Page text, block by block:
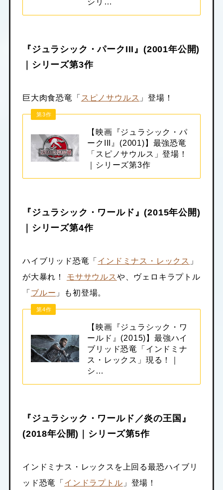
『ジュラシック・パークIII』(2001年公開)
｜シリーズ第3作
巨大肉食恐竜「 スピノサウルス 」登場！
第3作
【映画『ジュラシック・パ
ークIII』(2001)】最強恐竜
「スピノサウルス」登場！
｜シリーズ第3作
『ジュラシック・ワールド』(2015年公開)
｜シリーズ第4作
ハイブリッド恐竜「 インドミナス・レックス 」
が大暴れ！ モササウルスや、ヴェロキラプトル
「 ブルー 」も初登場。
第4作
【映画『ジュラシック・ワ
ールド』(2015)】最強ハイ
ブリッド恐竜「インドミナ
ス・レックス」現る！｜
シ…
『ジュラシック・ワールド／炎の王国』
(2018年公開)｜シリーズ第5作
インドミナス・レックスを上回る最恐ハイブリ
ッド恐竜「 インドラプトル 」登場！